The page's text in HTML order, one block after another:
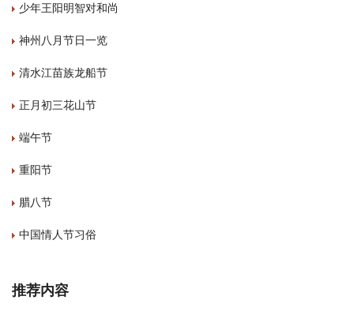
少年王阳明智对和尚
神州八月节日一览
清水江苗族龙船节
正月初三花山节
端午节
重阳节
腊八节
中国情人节习俗
推荐内容